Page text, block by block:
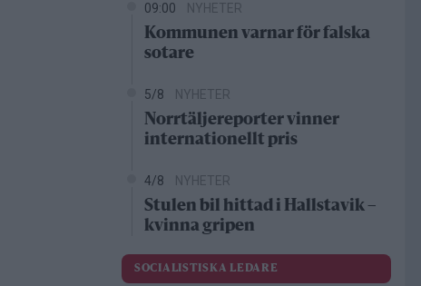
09:00 NYHETER
Kommunen varnar för falska
sotare
5/8 NYHETER
Norrtäljereporter vinner
internationellt pris
4/8 NYHETER
Stulen bil hittad i Hallstavik –
kvinna gripen
SOCIALISTISKA LEDARE